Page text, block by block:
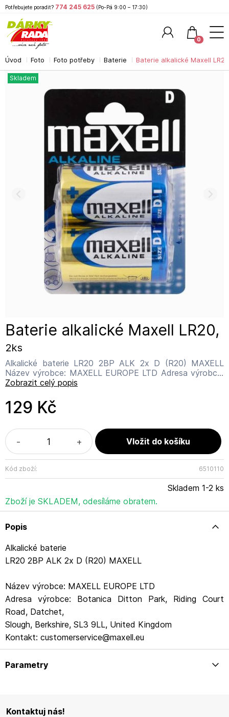
Úvod Foto Foto potřeby Baterie Baterie alkalické Maxell
Baterie alkalické Maxell LR20,
2ks
Alkalické baterie LR20 2BP ALK 2x D (R20) MAXELL
Název výrobce: MAXELL EUROPE LTD Adresa výrobce:
Botanica Ditton Park, Riding Court Road, Datchet,
customerservice@maxell.eu
Zobrazit celý popis
Skladem
129 Kč
- +
Kód zboží: 6510110
Skladem 1-2 ks
Zboží je SKLADEM, odesíláme obratem.
Popis
Alkalické baterie
LR20 2BP ALK 2x D (R20) MAXELL
Název výrobce: MAXELL EUROPE LTD
Adresa výrobce: Botanica Ditton Park, Riding Court
Road, Datchet,
Slough, Berkshire, SL3 9LL, United Kingdom
Kontakt: customerservice@maxell.eu
Parametry
Potřebujete poradit? 774 245 625 (Po-Pá 9:00 – 17:30)
0
Kontaktuj nás!